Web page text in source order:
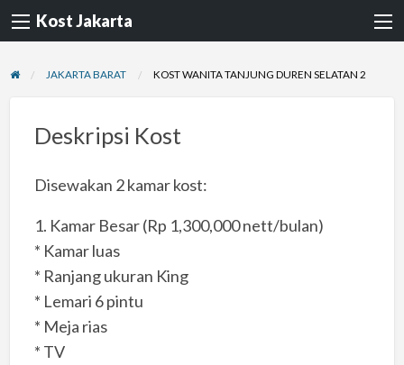
Kost Jakarta
JAKARTA BARAT KOST WANITA TANJUNG DUREN SELATAN 2
Deskripsi Kost
Disewakan 2 kamar kost:
1. Kamar Besar (Rp 1,300,000 nett/bulan)
* Kamar luas
* Ranjang ukuran King
* Lemari 6 pintu
* Meja rias
* TV